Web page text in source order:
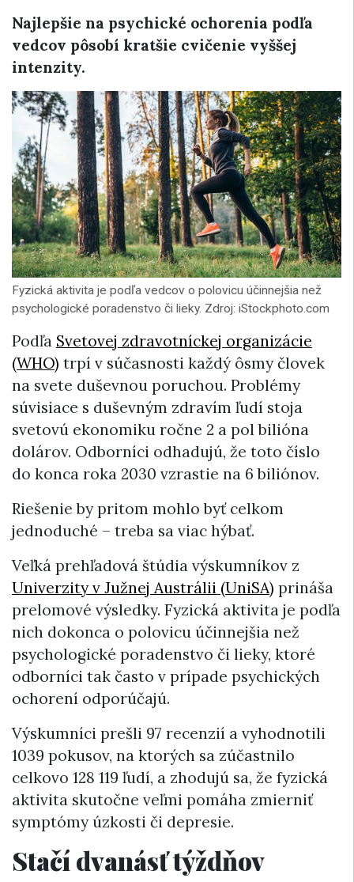
Najlepšie na psychické ochorenia podľa
vedcov pôsobí kratšie cvičenie vyššej
intenzity.
Fyzická aktivita je podľa vedcov o polovicu účinnejšia než
psychologické poradenstvo či lieky. Zdroj: iStockphoto.com
Podľa Svetovej zdravotníckej organizácie
(WHO) trpí v súčasnosti každý ôsmy človek
na svete duševnou poruchou. Problémy
súvisiace s duševným zdravím ľudí stoja
svetovú ekonomiku ročne 2 a pol bilióna
dolárov. Odborníci odhadujú, že toto číslo
do konca roka 2030 vzrastie na 6 biliónov.
Riešenie by pritom mohlo byť celkom
jednoduché – treba sa viac hýbať.
Veľká prehľadová štúdia výskumníkov z
Univerzity v Južnej Austrálii (UniSA) prináša
prelomové výsledky. Fyzická aktivita je podľa
nich dokonca o polovicu účinnejšia než
psychologické poradenstvo či lieky, ktoré
odborníci tak často v prípade psychických
ochorení odporúčajú.
Výskumníci prešli 97 recenzií a vyhodnotili
1039 pokusov, na ktorých sa zúčastnilo
celkovo 128 119 ľudí, a zhodujú sa, že fyzická
aktivita skutočne veľmi pomáha zmierniť
symptómy úzkosti či depresie.
Stačí dvanásť týždňov